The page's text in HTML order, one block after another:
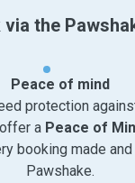
the
Peace of mind
protection
a Peace of
booking made
Pawshake.